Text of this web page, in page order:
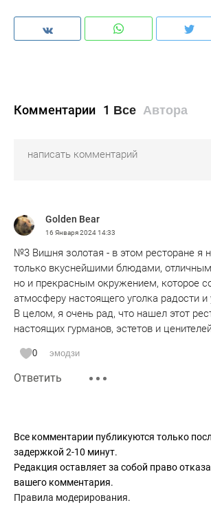
Комментарии 1 Все Автора
Golden Bear
16 Января 202414:33
№3 Вишня золотая - в этом ресторане я
только вкуснейшими блюдами,
но и прекрасным окружением, которое
атмосферу настоящего уголка радости и
В целом, я очень рад, что нашел этот
настоящих гурманов, эстетов и
0 эмодзи
Ответить
Все комментарии публикуются только
задержкой 2-10 минут.
Редакция оставляет за собой право
вашего комментария.
Правила модерирования.